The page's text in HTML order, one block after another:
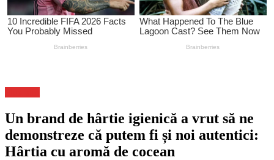
Un brand de hârtie igienică a vrut să ne
demonstreze că putem fi și noi autentici:
Hârtia cu aromă de cocean